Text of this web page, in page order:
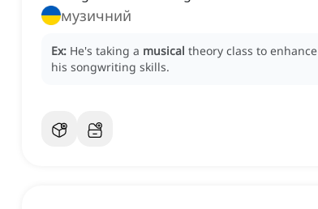
музичний
Ex: He's taking a musical theory class to enhance
his songwriting skills.